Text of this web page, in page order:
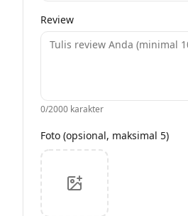
Review
0/2000 karakter
Foto (opsional, maksimal 5)